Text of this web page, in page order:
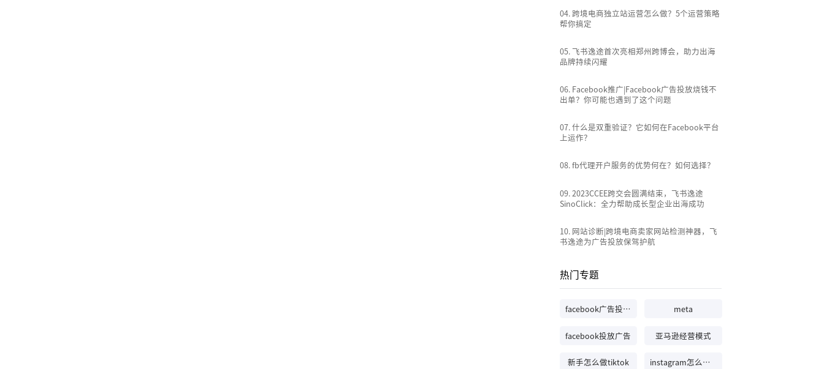
04.跨境电商独立站运营怎么做？5个运营策略
帮你搞定
05.飞书逸途首次亮相郑州跨博会，助力出海
品牌持续闪耀
06. Facebook推广|Facebook广告投放烧钱不
出单？你可能也遇到了这个问题
07.什么是双重验证？它如何在Facebook平台
上运作？
08.fb代理开户服务的优势何在？如何选择？
09.2023CCEE跨交会圆满结束，飞书逸途
SinoClick：全力帮助成长型企业出海成功
10. 网站诊断|跨境电商卖家网站检测神器，飞
书逸途为广告投放保驾护航
热门专题
facebook广告投放技巧 meta
facebook投放广告 亚马逊经营模式
新手怎么做tiktok instagram怎么注册